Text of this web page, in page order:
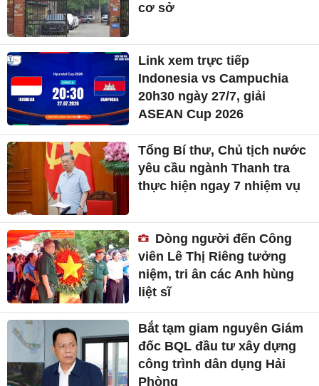
cơ sở
Link xem trực tiếp
Indonesia vs Campuchia
20h30 ngày 27/7, giải
ASEAN Cup 2026
Tổng Bí thư, Chủ tịch nước
yêu cầu ngành Thanh tra
thực hiện ngay 7 nhiệm vụ
Dòng người đến Công
viên Lê Thị Riêng tưởng
niệm, tri ân các Anh hùng
liệt sĩ
Bắt tạm giam nguyên Giám
đốc BQL đầu tư xây dựng
công trình dân dụng Hải
Phòng